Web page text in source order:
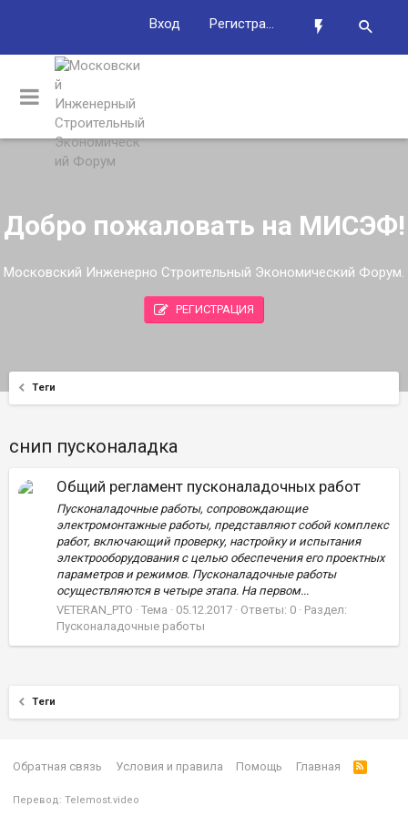
Вход Регистрация
Добро пожаловать на МИСЭФ!
Московский Инженерно Строительный Экономический Форум.
РЕГИСТРАЦИЯ
Теги
снип пусконаладка
Общий регламент пусконаладочных работ
Пусконаладочные работы, сопровождающие
электромонтажные работы, представляют собой комплекс
работ, включающий проверку, настройку и испытания
электрооборудования с целью обеспечения его проектных
параметров и режимов. Пусконаладочные работы
осуществляются в четыре этапа. На первом...
VETERAN_PTO
Тема 05.12.2017 Ответы: 0
Раздел:
Пусконаладочные работы
Теги
Обратная связь Условия и правила Помощь Главная
Перевод: Telemost.video